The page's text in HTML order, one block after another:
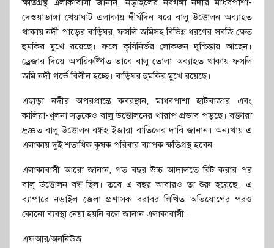
ক্ষতিগ্রন্থ এলাকাবাসী জানান, নড়াইলের নবগঙ্গা নদীর মাধবপাশা-
দেওয়াডাঙ্গা খেয়াঘাট এলাকায় দীর্ঘদিন ধরে বালু উত্তোলন অব্যাহত
থাকায় নদী পাড়ের বাড়িঘর, ফসলি জমিসহ বিভিন্ন ধরণের সবজি ক্ষেত
হুমকির মুখে রয়েছে। ফলে কৃষিনির্ভর লোকজন দুশ্চিন্তায় আছেন।
ড্রেজার দিয়ে অপরিকল্পিত ভাবে বালু তোলা অব্যাহত থাকায় ফসলি
জমি নদী গর্ভে বিলীন হচ্ছে। বাড়িঘর হুমকির মুখে রয়েছে।
এছাড়া নদীর অপরপ্রান্তে কবরস্থান, মাধবপাশা হাটবাজার এবং
কালিয়া-খুলনা সড়কেও বালু উত্তোলনের খারাপ প্রভাব পড়ছে। বক্তারা
দ্রæত বালু উত্তোলন বন্ধহ ইজারা বাতিলের দাবি জানান। অন্যথায় এ
এলাকায় দুই শতাধিক কৃষক পরিবার ব্যাপক ক্ষতিগ্রস্থ হবেন।
এলাকাবাসী আরো জানান, গত বছর উচ্চ আদালতে রিট করার পর
বালু উত্তোলন বন্ধ ছিল। তবে এ বছর আবারও তা শুরু হয়েছে। এ
ব্যাপারে নড়াইল জেলা প্রশাসক বরাবর লিখিত অভিযোগের পরও
কোনো ব্যবস্থা নেয়া হয়নি বলে জানান এলাকাবাসী।
এফআর/অননিউজ